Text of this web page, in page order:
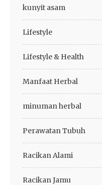
kunyit asam
Lifestyle
Lifestyle & Health
Manfaat Herbal
minuman herbal
Perawatan Tubuh
Racikan Alami
Racikan Jamu